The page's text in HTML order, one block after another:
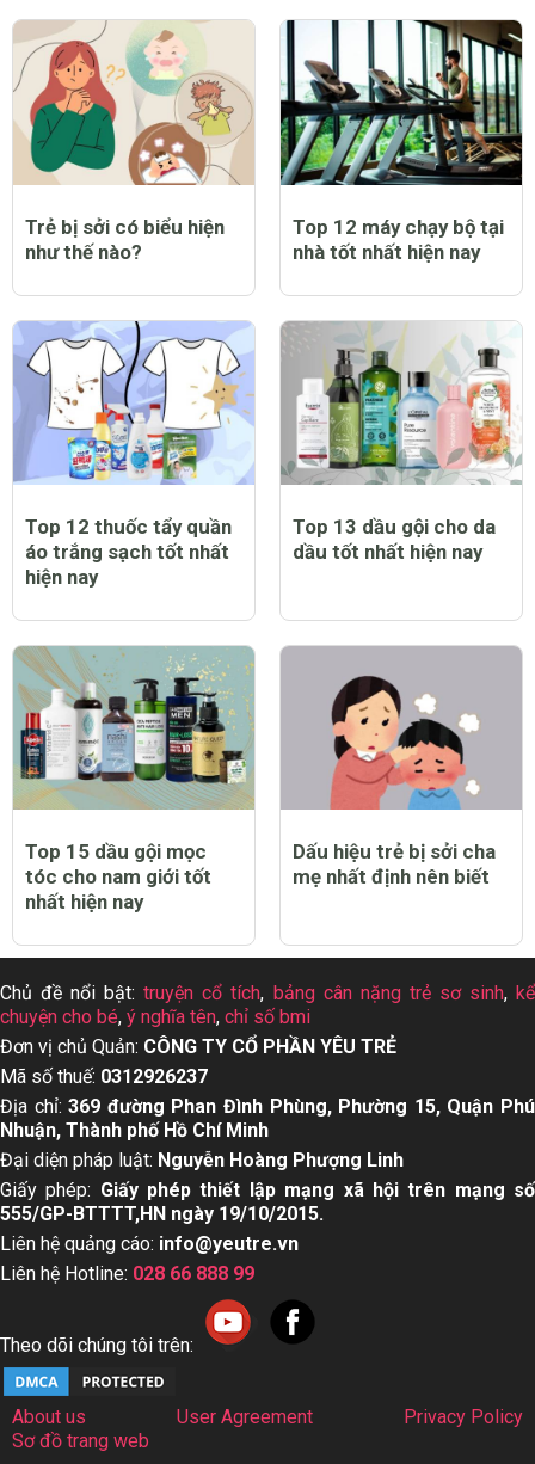
Top 9 bạt trùm xe máy
chống nắng mưa tốt
nhất hiện nay
Top 12 nước hoa nam
thơm lâu tốt nhất hiện
nay
Trẻ bị sởi có biểu hiện
như thế nào?
Top 12 máy chạy bộ tại
nhà tốt nhất hiện nay
áo trắng sạch tốt nhất
hiện nay
Top 15 dầu gội mọc
tóc cho nam giới tốt
nhất hiện nay
Dấu hiệu trẻ bị sởi cha
mẹ nhất định nên biết
Chủ đề nổi bật:truyện cổ tích,bảng cân nặng trẻ sơ sinh,kể
chuyện cho bé, ý nghĩa tên, chỉ số bmi
Đơn vị chủ Quản:CÔNG TY CỔ PHẦN YÊU TRẺ
Mã số thuế: 0312926237
Địa chỉ:369 đường Phan Đình Phùng, Phường 15, Quận Phú
Nhuận, Thành phố Hồ Chí Minh
Đại diện pháp luật:Nguyễn Hoàng Phượng Linh
Giấy phép thiết lập mạng xã hội trên mạng số
555/GP-BTTTT,HN ngày 19/10/2015.
Liên hệ quảng cáo: info@yeutre.vn
Liên hệ Hotline:028 66 888 99
Theo dõi chúng tôi trên: